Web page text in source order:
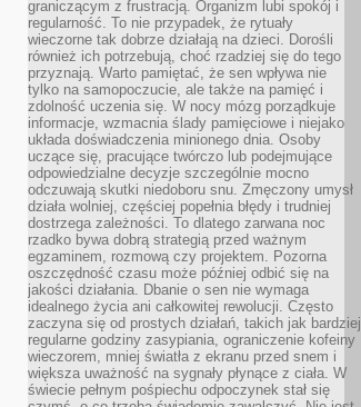
graniczącym z frustracją. Organizm lubi spokój i
regularność. To nie przypadek, że rytuały
wieczorne tak dobrze działają na dzieci. Dorośli
również ich potrzebują, choć rzadziej się do tego
przyznają. Warto pamiętać, że sen wpływa nie
tylko na samopoczucie, ale także na pamięć i
zdolność uczenia się. W nocy mózg porządkuje
informacje, wzmacnia ślady pamięciowe i niejako
układa doświadczenia minionego dnia. Osoby
uczące się, pracujące twórczo lub podejmujące
odpowiedzialne decyzje szczególnie mocno
odczuwają skutki niedoboru snu. Zmęczony umysł
działa wolniej, częściej popełnia błędy i trudniej
dostrzega zależności. To dlatego zarwana noc
rzadko bywa dobrą strategią przed ważnym
egzaminem, rozmową czy projektem. Pozorna
oszczędność czasu może później odbić się na
jakości działania. Dbanie o sen nie wymaga
idealnego życia ani całkowitej rewolucji. Często
zaczyna się od prostych działań, takich jak bardziej
regularne godziny zasypiania, ograniczenie kofeiny
wieczorem, mniej światła z ekranu przed snem i
większa uważność na sygnały płynące z ciała. W
świecie pełnym pośpiechu odpoczynek stał się